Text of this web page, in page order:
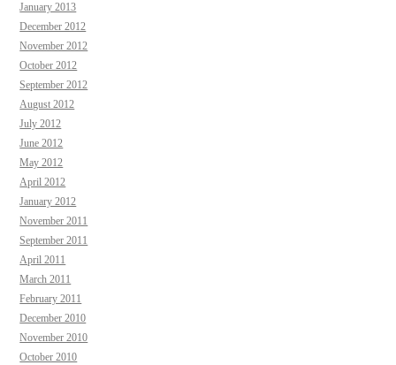
January 2013
December 2012
November 2012
October 2012
September 2012
August 2012
July 2012
June 2012
May 2012
April 2012
January 2012
November 2011
September 2011
April 2011
March 2011
February 2011
December 2010
November 2010
October 2010